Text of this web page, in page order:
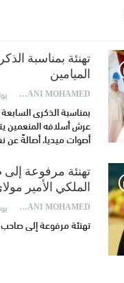
الميامين
AYDANI MOHAMED
بمناسبة الذكرى
عرش أسلافه المنعمين
أصوات ميديا، أصالةً
تهنئة مرفوعة
الملكي الأمير
AYDANI MOHAMED
تهنئة مرفوعة إلى صاحب